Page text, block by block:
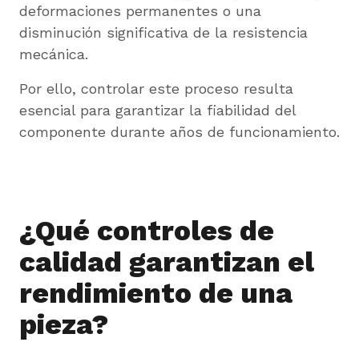
deformaciones permanentes o una
disminución significativa de la resistencia
mecánica.
Por ello, controlar este proceso resulta
esencial para garantizar la fiabilidad del
componente durante años de funcionamiento.
¿Qué controles de
calidad garantizan el
rendimiento de una
pieza?